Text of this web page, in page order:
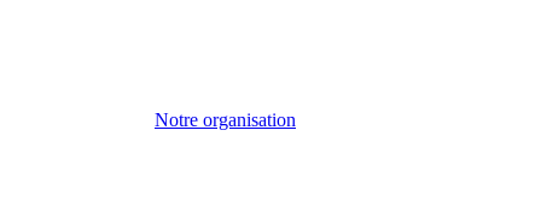
Notre organisation